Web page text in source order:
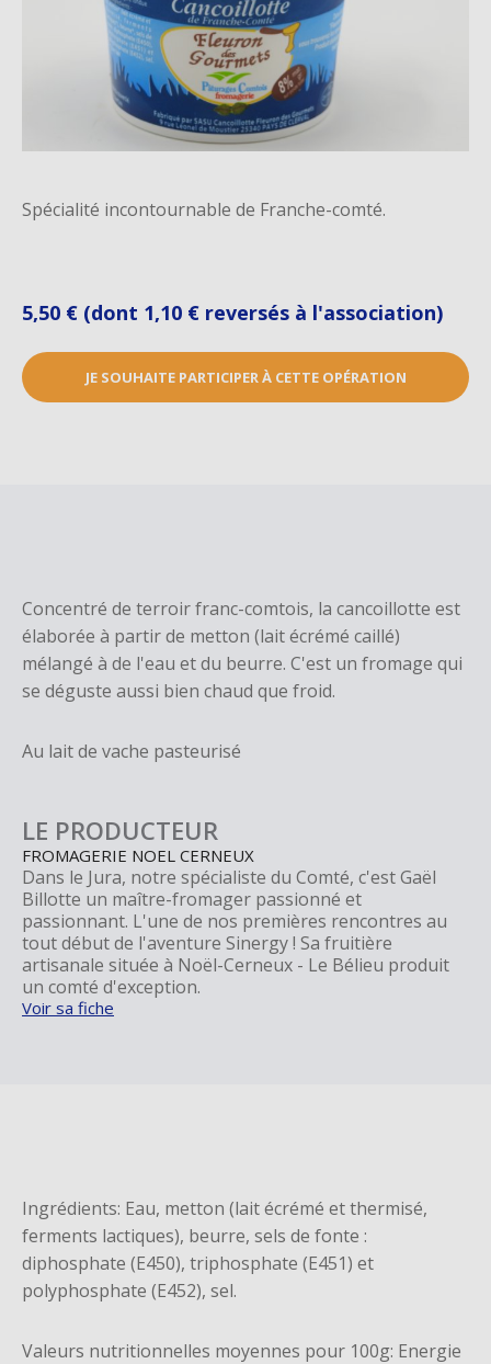
Spécialité incontournable de Franche-comté.
5,50 € (dont 1,10 € reversés à l'association)
JE SOUHAITE PARTICIPER À CETTE OPÉRATION
Concentré de terroir franc-comtois, la cancoillotte est
élaborée à partir de metton (lait écrémé caillé)
mélangé à de l'eau et du beurre. C'est un fromage qui
se déguste aussi bien chaud que froid.
Au lait de vache pasteurisé
LE PRODUCTEUR
FROMAGERIE NOEL CERNEUX
Dans le Jura, notre spécialiste du Comté, c'est Gaël
Billotte un maître-fromager passionné et
passionnant. L'une de nos premières rencontres au
tout début de l'aventure Sinergy ! Sa fruitière
artisanale située à Noël-Cerneux - Le Bélieu produit
un comté d'exception.
Voir sa fiche
Ingrédients: Eau, metton (lait écrémé et thermisé,
ferments lactiques), beurre, sels de fonte :
diphosphate (E450), triphosphate (E451) et
polyphosphate (E452), sel.
Valeurs nutritionnelles moyennes pour 100g: Energie